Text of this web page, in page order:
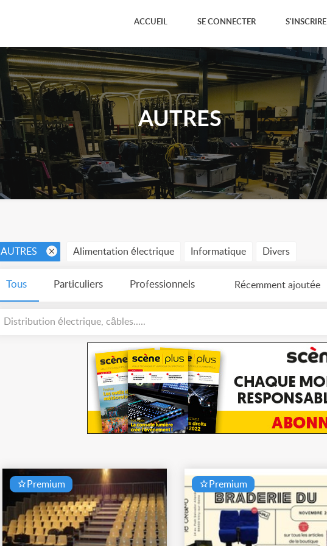
ACCUEIL SE CONNECTER S'INSCRIRE
AUTRES
AUTRES Alimentation électrique Informatique Divers
Tous Particuliers Professionnels Récemment ajoutée
Distribution électrique, câbles.....
Premium Premium